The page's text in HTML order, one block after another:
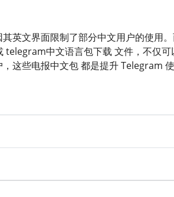
英文界面限制了部分中文用户的使用
中文语言包下载 文件，不仅可
这些电报中文包 都是提升 Telegram 使